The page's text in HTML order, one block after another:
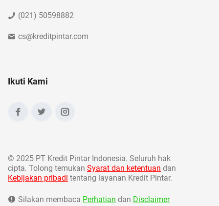
(021) 50598882
cs@kreditpintar.com
Ikuti Kami
© 2025 PT Kredit Pintar Indonesia. Seluruh hak
cipta. Tolong temukan Syarat dan ketentuan dan
Kebijakan pribadi tentang layanan Kredit Pintar.
Silakan membaca Perhatian dan Disclaimer